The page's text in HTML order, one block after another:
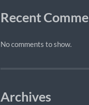
Recent
No comments to show.
Archives